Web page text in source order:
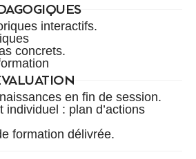
interactifs.
concrets.
en fin de session.
individuel : plan d’actions
formation délivrée.